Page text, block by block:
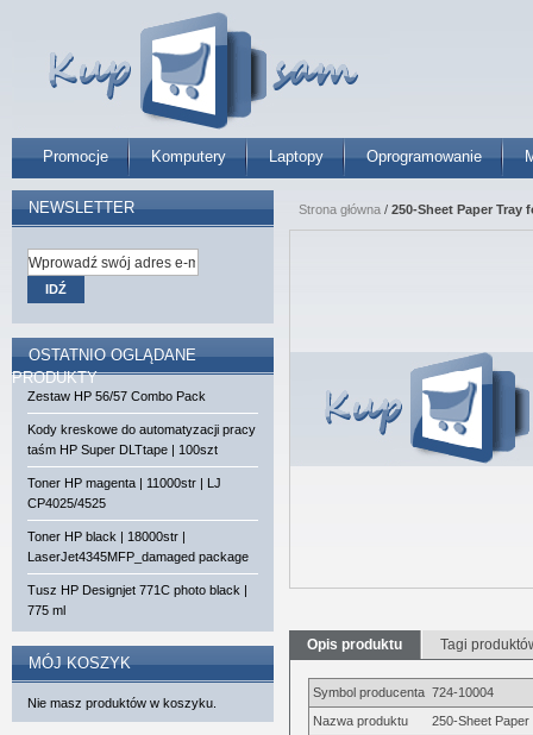
Promocje Komputery Laptopy Oprogramowanie
Strona główna / 250-Sheet Paper
Opis produktu Tagi
Symbol producenta 724-10004
Nazwa produktu
250-Sheet
NEWSLETTER
IDŹ
OSTATNIO OGLĄDANE
PRODUKTY
Zestaw HP 56/57 Combo Pack
Kody kreskowe do automatyzacji pracy
taśm HP Super DLTtape | 100szt
Toner HP magenta | 11000str | LJ
CP4025/4525
Toner HP black | 18000str |
LaserJet4345MFP_damaged package
Tusz HP Designjet 771C photo black |
775 ml
MÓJ KOSZYK
Nie masz produktów w koszyku.